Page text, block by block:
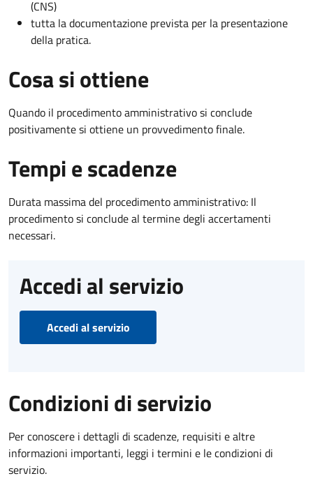
(CNS)
tutta la documentazione prevista per la presentazione
della pratica.
Cosa si ottiene
Quando il procedimento amministrativo si conclude
positivamente si ottiene un provvedimento finale.
Tempi e scadenze
Durata massima del procedimento amministrativo: Il
procedimento si conclude al termine degli accertamenti
necessari.
Accedi al servizio
Accedi al servizio
Condizioni di servizio
Per conoscere i dettagli di scadenze, requisiti e altre
informazioni importanti, leggi i termini e le condizioni di
servizio.